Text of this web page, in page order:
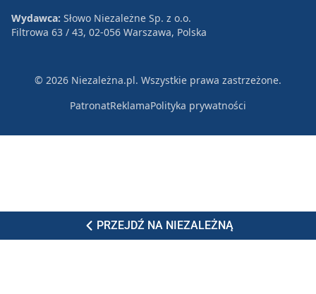
PRZEJDŹ NA NIEZALEŻNĄ
Wydawca: Słowo Niezależne Sp. z o.o.
Filtrowa 63 / 43, 02-056 Warszawa, Polska
© 2026 Niezależna.pl. Wszystkie prawa zastrzeżone.
PatronatReklamaPolityka prywatności